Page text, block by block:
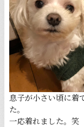
息子が小さい頃に着
た。
一応着れました。笑